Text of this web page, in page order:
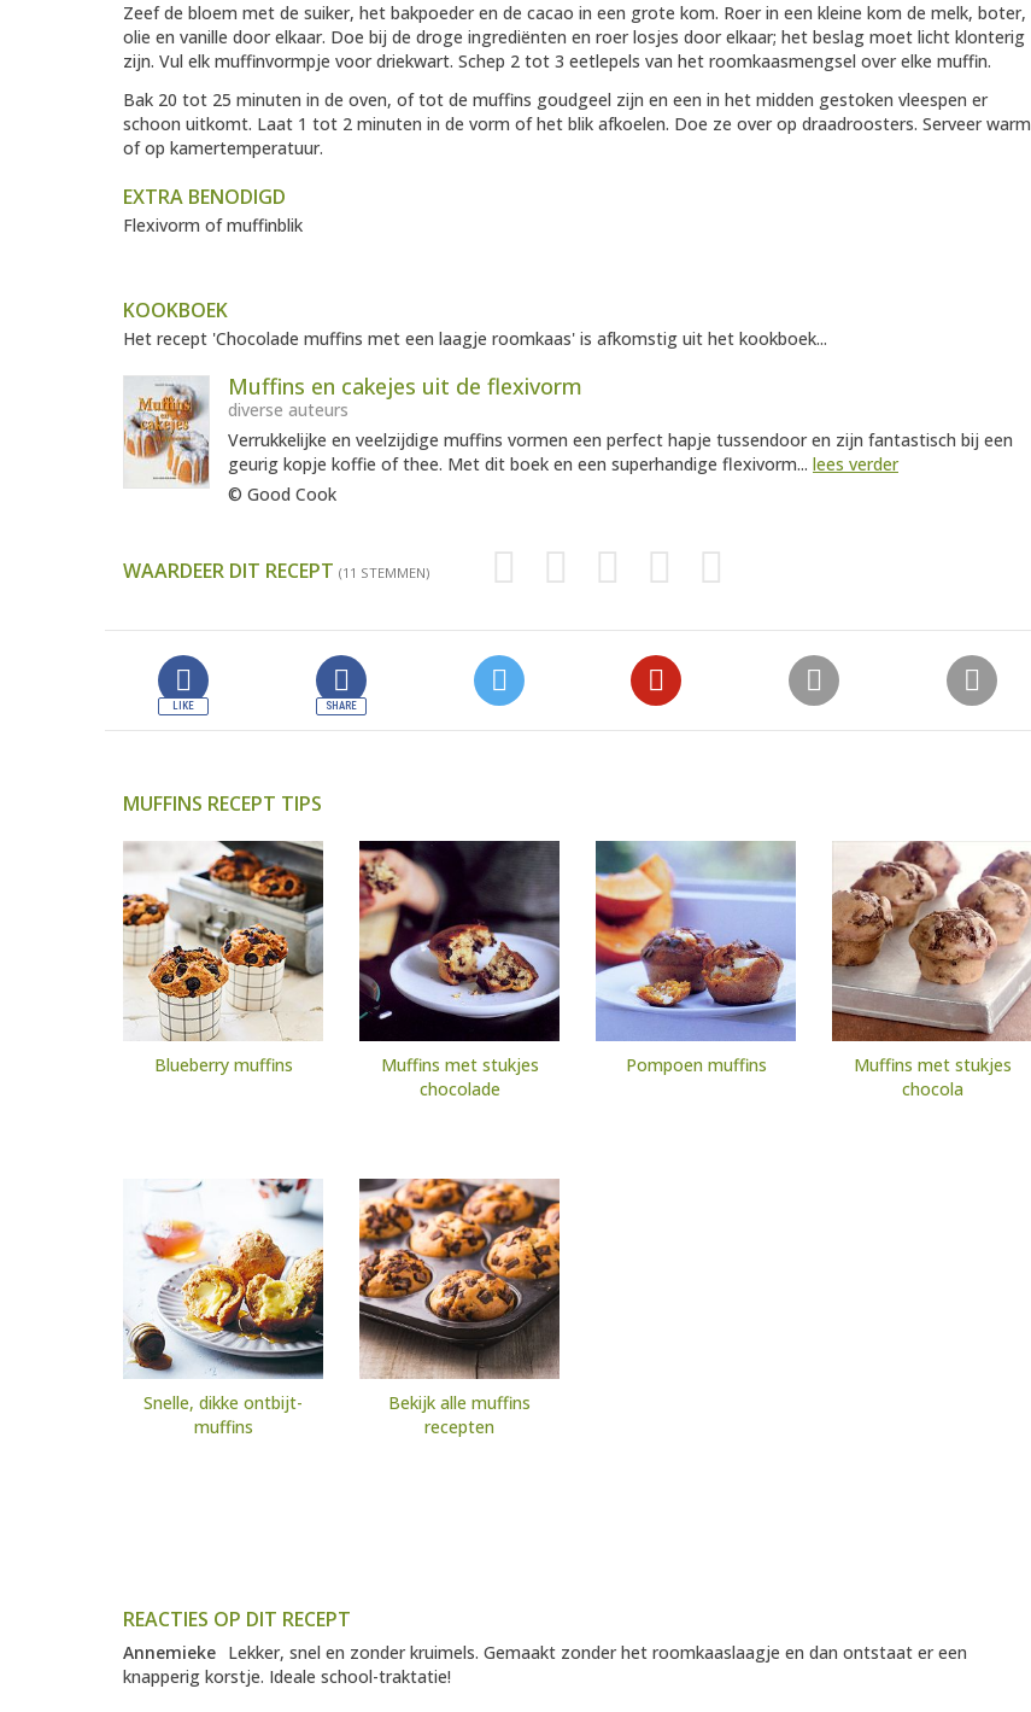
Zeef de bloem met de suiker, het bakpoeder en de cacao in een grote kom. Roer in een kleine kom de melk, boter,
olie en vanille door elkaar. Doe bij de droge ingrediënten en roer losjes door elkaar; het beslag moet licht klonterig
zijn. Vul elk muffinvormpje voor driekwart. Schep 2 tot 3 eetlepels van het roomkaasmengsel over elke muffin.
Bak 20 tot 25 minuten in de oven, of tot de muffins goudgeel zijn en een in het midden gestoken vleespen er
schoon uitkomt. Laat 1 tot 2 minuten in de vorm of het blik afkoelen. Doe ze over op draadroosters. Serveer warm
of op kamertemperatuur.
EXTRA BENODIGD
Flexivorm of muffinblik
KOOKBOEK
Het recept 'Chocolade muffins met een laagje roomkaas' is afkomstig uit het kookboek...
Muffins en cakejes uit de flexivorm
diverse auteurs
Verrukkelijke en veelzijdige muffins vormen een perfect hapje tussendoor en zijn fantastisch bij een
geurig kopje koffie of thee. Met dit boek en een superhandige flexivorm... lees verder
© Good Cook
WAARDEER DIT RECEPT (11 STEMMEN)
MUFFINS RECEPT TIPS
Blueberry muffins
Muffins met stukjes
chocolade
Pompoen muffins
Muffins met stukjes
chocola
Snelle, dikke ontbijt-
muffins
Bekijk alle muffins
recepten
REACTIES OP DIT RECEPT
Annemieke Lekker, snel en zonder kruimels. Gemaakt zonder het roomkaaslaagje en dan ontstaat er een
knapperig korstje. Ideale school-traktatie!